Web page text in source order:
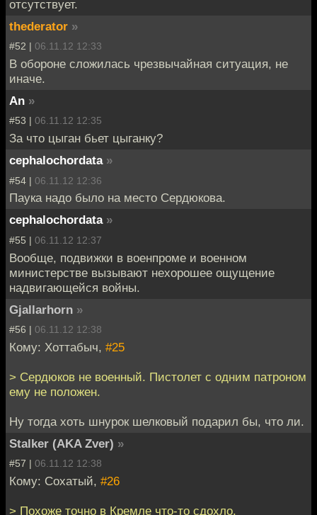
отсутствует.
thederator »
#52 | 06.11.12 12:33
В обороне сложилась чрезвычайная ситуация, не
иначе.
An »
#53 | 06.11.12 12:35
За что цыган бьет цыганку?
cephalochordata »
#54 | 06.11.12 12:36
Паука надо было на место Сердюкова.
cephalochordata »
#55 | 06.11.12 12:37
Вообще, подвижки в военпроме и военном
министерстве вызывают нехорошее ощущение
надвигающейся войны.
Gjallarhorn »
#56 | 06.11.12 12:38
Кому: Хоттабыч, #25
> Сердюков не военный. Пистолет с одним патроном
ему не положен.
Ну тогда хоть шнурок шелковый подарил бы, что ли.
Stalker (AKA Zver) »
#57 | 06.11.12 12:38
Кому: Cохатый, #26
> Похоже точно в Кремле что-то сдохло.